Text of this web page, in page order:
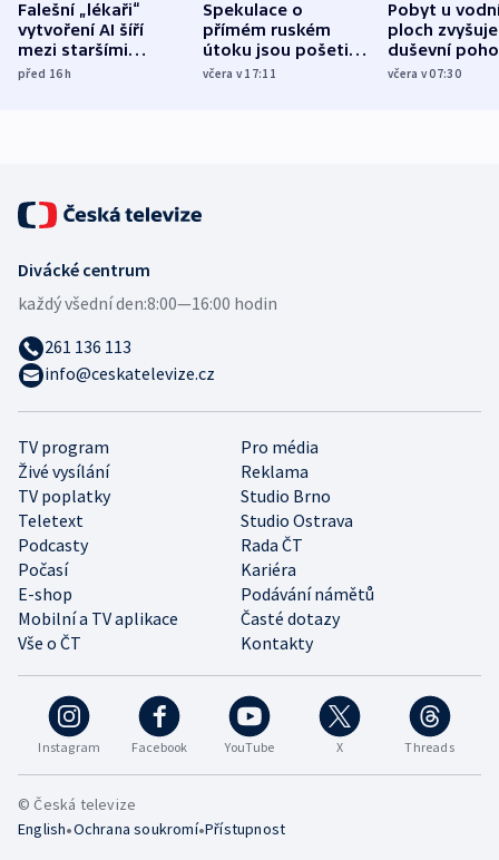
Falešní „lékaři“
vytvoření AI šíří
mezi staršími
Poláky nebezpečné
před 16h
Spekulace o
přímém ruském
útoku jsou pošetilé,
míní estonský
včera v 17:11
Pobyt u
ploch zvyšuje
duševní
ukázala
včera v 07:30
Instagram Facebook YouTube X Threads
TV program
Pro média
Živé vysílání
Reklama
TV poplatky
Studio Brno
Teletext
Studio Ostrava
Podcasty
Rada ČT
Počasí
Kariéra
E-shop
Podávání námětů
Mobilní a TV aplikace
Časté dotazy
Vše o ČT
Kontakty
Divácké centrum
každý všední den:8:00—16:00 hodin
261 136 113
info@ceskatelevize.cz
© Česká televize
English•Ochrana soukromí•Přístupnost